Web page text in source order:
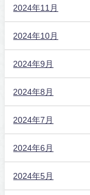
2024年11月
2024年10月
2024年9月
2024年8月
2024年7月
2024年6月
2024年5月